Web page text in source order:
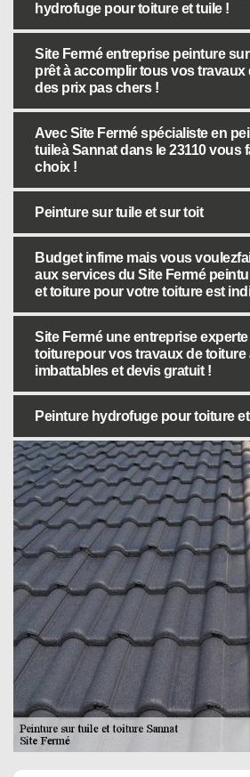
hydrofuge pour toiture et tuile !
Site Fermé entreprise peinture
prêt à accomplir tous vos travaux
des prix pas chers !
Avec Site Fermé spécialiste en
tuileà Sannat dans le 23110 vous
choix !
Peinture sur tuile et sur toit
Budget infime mais vous
aux services du Site Fermé
et toiture pour votre toiture est
Site Fermé une entreprise
toiturepour vos travaux de toiture
imbattables et devis gratuit !
Peinture hydrofuge pour toiture